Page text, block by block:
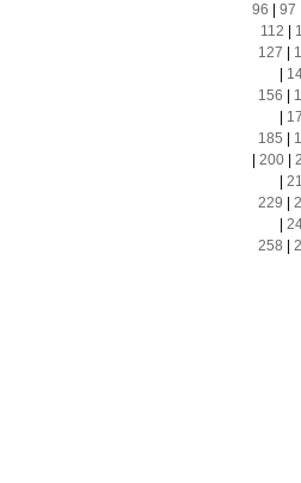
96
97
112
127
156
185
200|
229
258